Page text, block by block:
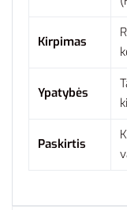
Kirpimas
Ypatybės
Paskirtis